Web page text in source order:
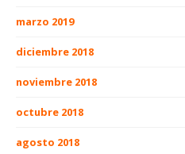
marzo 2019
diciembre 2018
noviembre 2018
octubre 2018
agosto 2018